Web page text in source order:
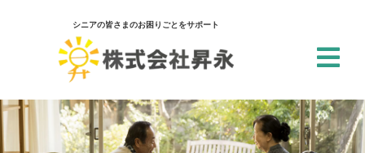
シニアの皆さまのお困りごとをサポート
一括設定